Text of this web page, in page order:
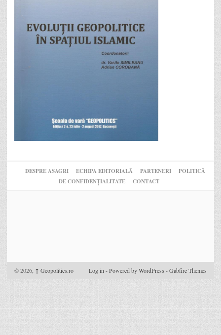
DESPRE ASAGRI ECHIPA EDITORIALĂ PARTENERI
POLITICĂ
DE CONFIDENȚIALITATE
CONTACT
© 2026, ↑ Geopolitics.ro Log in -Powered by WordPress -Gabfire Themes